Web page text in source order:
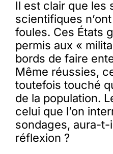
Il est clair que les
scientifiques
foules. Ces États
permis aux «
bords de faire
Même réussies,
toutefois touché
de la population.
celui que l’on
sondages, aura-t-
réflexion ?